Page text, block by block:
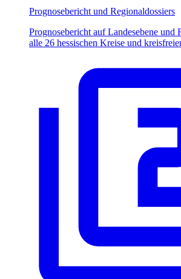
Prognosebericht und Regionaldossiers
Prognosebericht auf Landesebene und
alle 26 hessischen Kreise und